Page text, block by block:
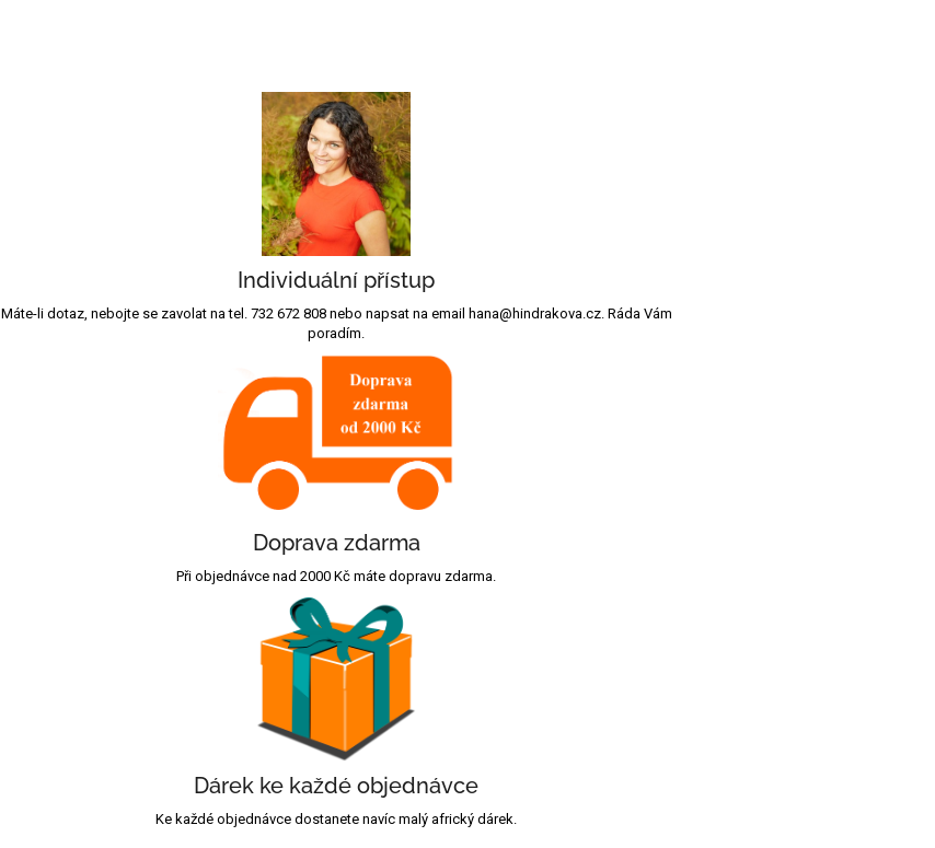
Individuální přístup
Máte-li dotaz, nebojte se zavolat na tel. 732 672 808 nebo napsat na email hana@hindrakova.cz. Ráda Vám
poradím.
Doprava zdarma
Při objednávce nad 2000 Kč máte dopravu zdarma.
Dárek ke každé objednávce
Ke každé objednávce dostanete navíc malý africký dárek.